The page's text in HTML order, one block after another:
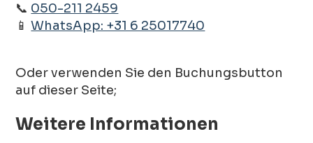
📞 050-211 2459
📱WhatsApp: +31 6 25017740
Oder verwenden Sie den Buchungsbutton
auf dieser Seite;
Weitere Informationen